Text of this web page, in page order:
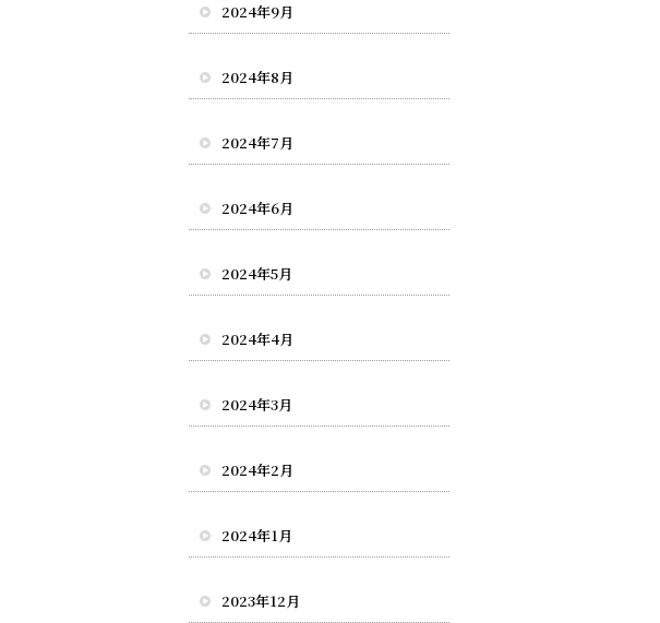
2024年9月
2024年8月
2024年7月
2024年6月
2024年5月
2024年4月
2024年3月
2024年2月
2024年1月
2023年12月